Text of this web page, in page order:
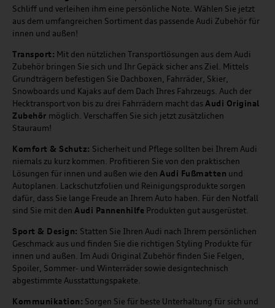
Schliff und verleihen ihm eine persönliche Note. Wählen Sie jetzt
aus dem umfangreichen Sortiment das passende Audi Zubehör für
innen und außen!
Transport: Mit den nützlichen Transportlösungen aus dem Audi
Zubehör bringen Sie sich und Ihr Gepäck sicher ans Ziel. Mittels
Grundträgern befestigen Sie Dachboxen, Fahrräder, Skier,
Snowboards und Kajaks auf dem Dach Ihres Fahrzeugs. Auch der
Hecktransport von bis zu drei Fahrrädern macht dasAudi Original
Zubehör möglich. Verschaffen Sie sich jetzt zusätzlichen
Stauraum!
Komfort & Schutz: Sicherheit und Pflege sollten bei Ihrem Audi
niemals zu kurz kommen. Profitieren Sie von den praktischen
Lösungen für innen und außen wie den Audi Fußmatten und
Autoplanen. Lackschutzfolien und Reinigungsprodukte sorgen
dafür, dass Sie lange Freude an Ihrem Auto haben. Für den Notfall
sind Sie mit den Audi Pannenhilfe Produkten gut ausgerüstet.
Sport & Design: Statten Sie Ihren Audi nach Ihrem persönlichen
Geschmack aus und finden Sie die richtigen Styling Produkte für
innen und außen. Im Audi Original Zubehör finden Sie Felgen,
Spoiler, Sommer- und Winterräder sowie designtechnisch
abgestimmte Ausstattungspakete.
Kommunikation: Sorgen Sie für beste Unterhaltung für sich und